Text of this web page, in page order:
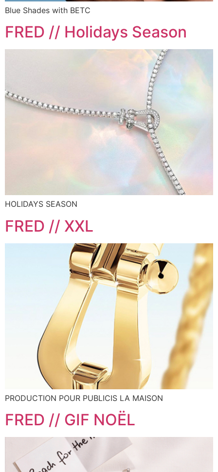
Blue Shades with BETC
FRED // Holidays Season
HOLIDAYS SEASON
FRED // XXL
PRODUCTION POUR PUBLICIS LA MAISON
FRED // GIF NOËL